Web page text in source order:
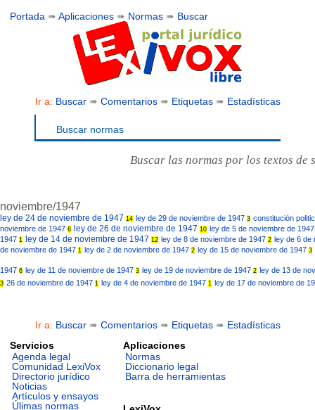
Portada ➠Aplicaciones ➠ Normas ➠ Buscar
Ir a: Buscar➠ Comentarios➠ Etiquetas➠ Estadísticas
Buscar normas
Buscar las normas por los textos de
noviembre/1947
ley de 24 de noviembre de 1947 14 ley de 29 de noviembre de 1947 3 constitución
noviembre de 1947 6 ley de 26 de noviembre de 1947 10 ley de 5 de noviembre de
1947 1 ley de 14 de noviembre de 1947 12 ley de 8 de noviembre de 1947 2 ley de 6 de
de noviembre de 1947 1 ley de 2 de noviembre de 1947 2 ley de 15 de noviembre de 1947 3
1947 6 ley de 11 de noviembre de 1947 3 ley de 19 de noviembre de 1947 2 ley de 13 de
3 26 de noviembre de 1947 1 ley de 4 de noviembre de 1947 1 ley de 17 de noviembre de
Ir a: Buscar➠ Comentarios➠ Etiquetas➠ Estadísticas
Servicios
Agenda legal
Comunidad LexiVox
Directorio jurídico
Noticias
Artículos y ensayos
Úlimas normas
Aplicaciones
Normas
Diccionario legal
Barra de herramientas